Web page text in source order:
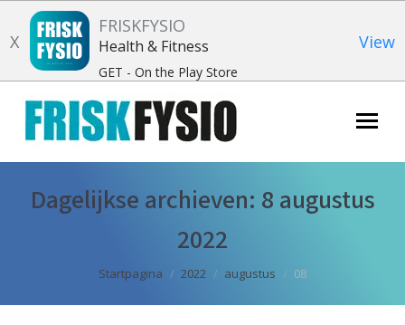
X
FRISKFYSIO
Health & Fitness
GET - On the Play Store
View
Dagelijkse archieven: 8 augustus
2022
Je bent hier:
Startpagina 2022 augustus 08